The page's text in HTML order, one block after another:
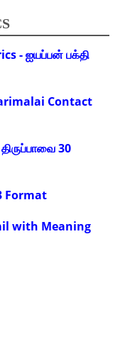
- ஐயப்பன் பக்தி
Contact
30
Format
with Meaning